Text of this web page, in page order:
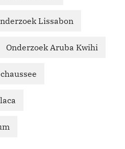
Lissabon
Onderzoek Aruba Kwihi